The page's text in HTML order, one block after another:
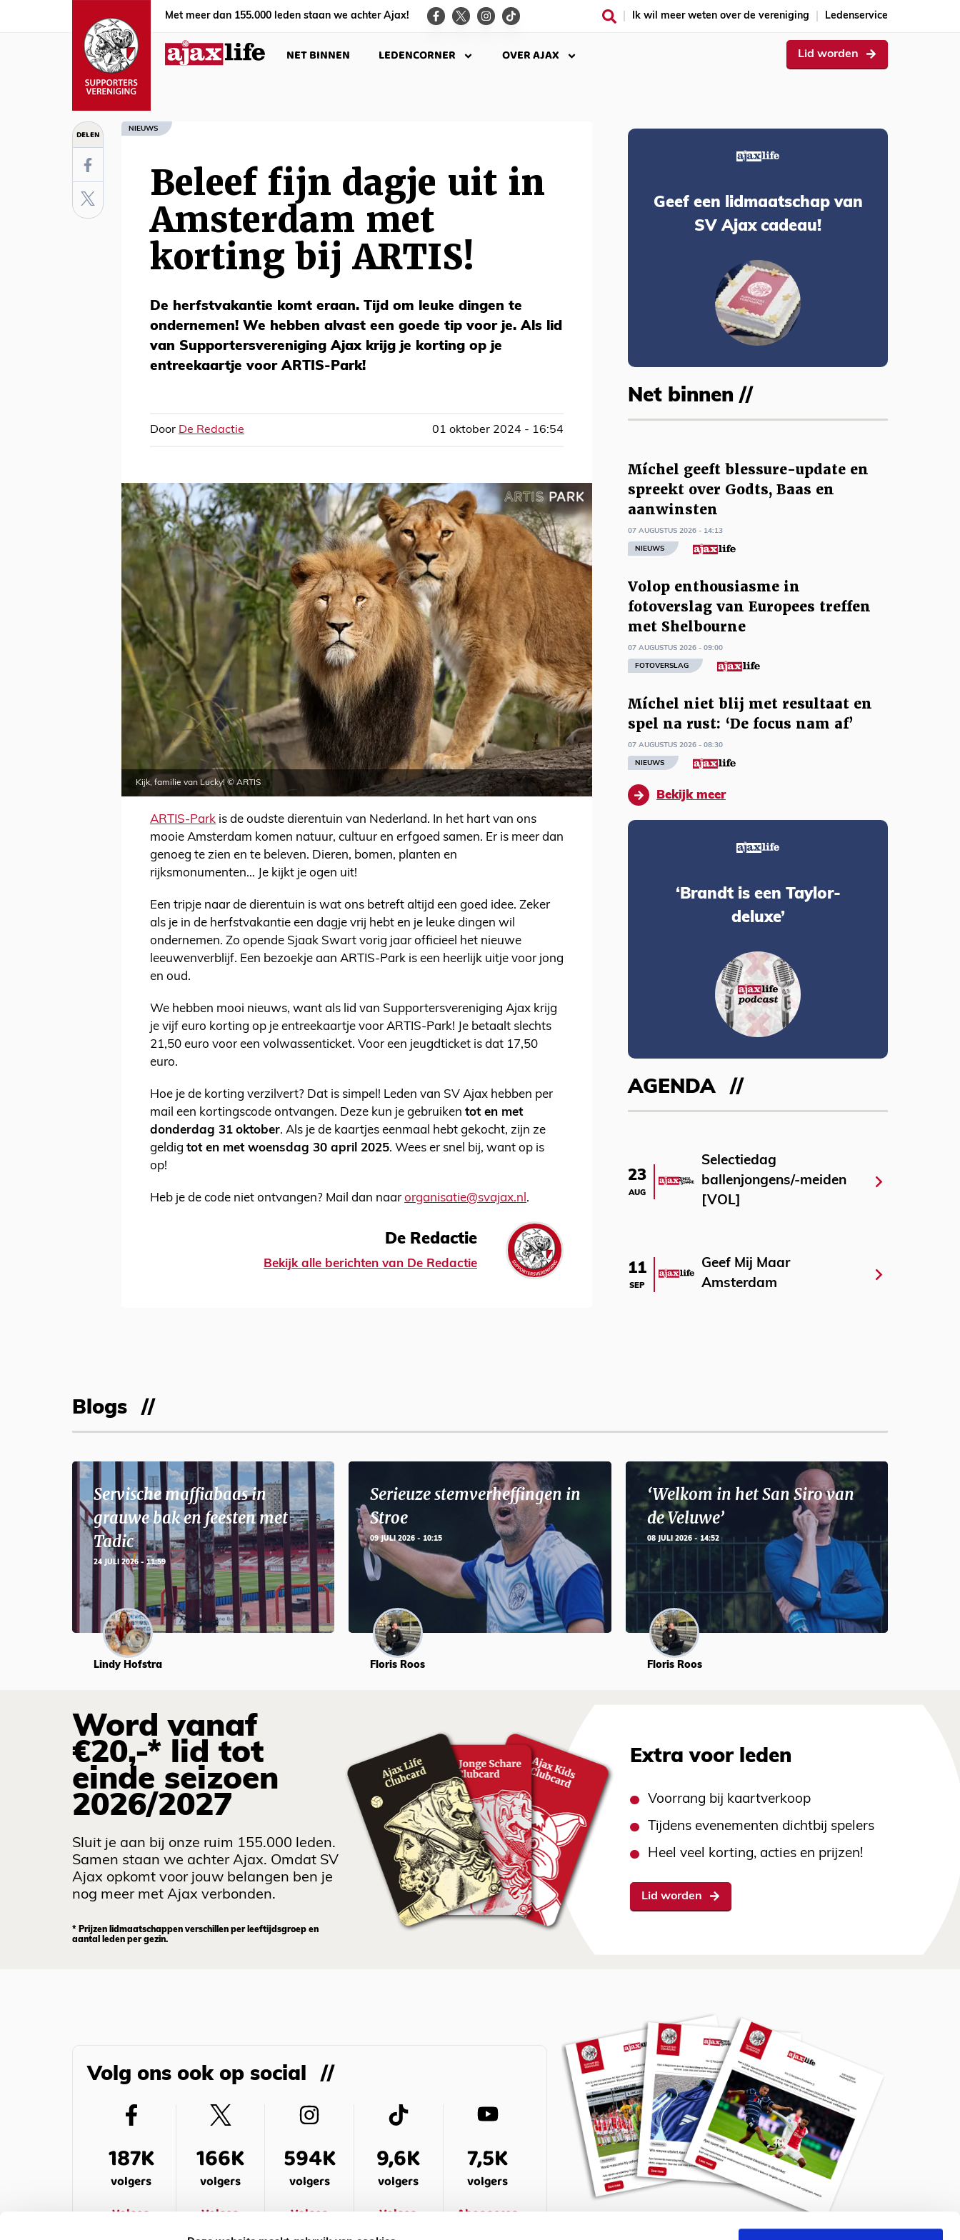
Met meer dan 155.000 leden staan we achter Ajax! Ik wil meer weten over de vereniging Ledenservice
NET BINNEN LEDENCORNER OVER AJAX Lid worden
DELEN NIEUWS
Beleef fijn dagje uit in
Amsterdam met
korting bij ARTIS!
De herfstvakantie komt eraan. Tijd om leuke dingen te
ondernemen! We hebben alvast een goede tip voor je. Als lid
van Supportersvereniging Ajax krijg je korting op je
entreekaartje voor ARTIS-Park!
Door De Redactie 01 oktober 2024 - 16:54
Kijk, familie van Lucky! © ARTIS
ARTIS-Park is de oudste dierentuin van Nederland. In het hart van ons
mooie Amsterdam komen natuur, cultuur en erfgoed samen. Er is meer dan
genoeg te zien en te beleven. Dieren, bomen, planten en
rijksmonumenten… Je kijkt je ogen uit!
Een tripje naar de dierentuin is wat ons betreft altijd een goed idee. Zeker
als je in de herfstvakantie een dagje vrij hebt en je leuke dingen wil
ondernemen. Zo opende Sjaak Swart vorig jaar officieel het nieuwe
leeuwenverblijf. Een bezoekje aan ARTIS-Park is een heerlijk uitje voor jong
en oud.
We hebben mooi nieuws, want als lid van Supportersvereniging Ajax krijg
je vijf euro korting op je entreekaartje voor ARTIS-Park! Je betaalt slechts
21,50 euro voor een volwassenticket. Voor een jeugdticket is dat 17,50
euro.
Hoe je de korting verzilvert? Dat is simpel! Leden van SV Ajax hebben per
mail een kortingscode ontvangen. Deze kun je gebruiken tot en met
donderdag 31 oktober. Als je de kaartjes eenmaal hebt gekocht, zijn ze
geldig tot en met woensdag 30 april 2025. Wees er snel bij, want op is
op!
Heb je de code niet ontvangen? Mail dan naar organisatie@svajax.nl.
De Redactie
Bekijk alle berichten van De Redactie
Geef een lidmaatschap van
SV Ajax cadeau!
Net binnen //
Míchel geeft blessure-update en
spreekt over Godts, Baas en
aanwinsten
07 AUGUSTUS 2026 - 14:13
NIEUWS
Volop enthousiasme in
fotoverslag van Europees treffen
met Shelbourne
07 AUGUSTUS 2026 - 09:00
FOTOVERSLAG
Míchel niet blij met resultaat en
spel na rust: ‘De focus nam af’
07 AUGUSTUS 2026 - 08:30
NIEUWS
Bekijk meer
‘Brandt is een Taylor-
deluxe’
AGENDA
23
AUG
Selectiedag
ballenjongens/-meiden
[VOL]
11
SEP
Geef Mij Maar
Amsterdam
Blogs
Servische maffiabaas in
grauwe bak en feesten met
Tadic
24 JULI 2026 - 11:59
Lindy Hofstra
Serieuze stemverheffingen in
Stroe
09 JULI 2026 - 10:15
Floris Roos
‘Welkom in het San Siro van
de Veluwe’
08 JULI 2026 - 14:52
Floris Roos
Word vanaf
€20,-* lid tot
einde seizoen
2026/2027
Sluit je aan bij onze ruim 155.000 leden.
Samen staan we achter Ajax. Omdat SV
Ajax opkomt voor jouw belangen ben je
nog meer met Ajax verbonden.
* Prijzen lidmaatschappen verschillen per leeftijdsgroep en
aantal leden per gezin.
Extra voor leden
Voorrang bij kaartverkoop
Tijdens evenementen dichtbij spelers
Heel veel korting, acties en prijzen!
Lid worden
Volg ons ook op social
187K
volgers
Volgen
166K
volgers
Volgen
594K
volgers
Volgen
9,6K
volgers
Volgen
7,5K
volgers
Abonneren